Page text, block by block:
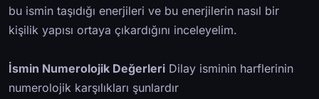
bu ismin taşıdığı enerjileri ve bu enerjilerin nasıl bir
kişilik yapısı ortaya çıkardığını inceleyelim.
İsmin Numerolojik Değerleri Dilay isminin harflerinin
numerolojik karşılıkları şunlardır